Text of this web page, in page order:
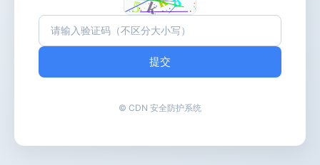
提交
© CDN 安全防护系统